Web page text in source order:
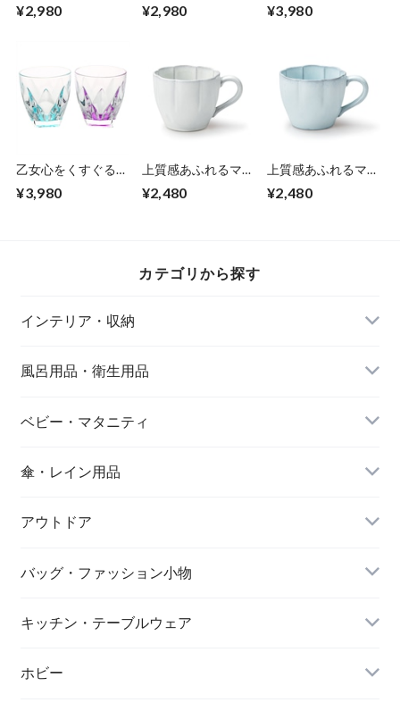
マグカップとコース
ン ギフトとして贈
れる素敵なボックス
入り 木製コースタ
ーはふたとしても使
ルック
¥2,980
マグカップとコース
イト ラブリーなデ
ザイン ギフトとし
て贈れる素敵なボッ
クス入り 木製コー
スターはふたとして
も使えてカワイイ
ルヘルック
¥2,980
ップ トレーのペア
さ2.6cm 美濃焼 グ
レイズワークス 世
界に一つだけの個性
日本製 エンヴェー
ルヘルック(R)
¥3,980
乙女心をくすぐるク
ペアグラス 300ml
ア製 エンヴェール
¥3,980
上質感あふれるマッ
マグマップ 360ml
あるだけでもテーブ
¥2,480
上質感あふれるマッ
マグマップ 360ml
ェールヘルック(R)
¥2,480
カテゴリから探す
インテリア・収納
風呂用品・衛生用品
ベビー・マタニティ
傘・レイン用品
アウトドア
バッグ・ファッション小物
キッチン・テーブルウェア
ホビー